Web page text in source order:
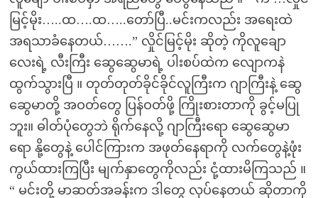
မြင့်မိုး…..ထ….ထ…..တော်ပြီ..မင်းကလည်း အရေးထဲ
အရသာခံနေတယ်…….” လှိုင်မြင့်မိုး ဆိုတဲ့ ကိုလူချော
လေးရဲ့ လီးကြီး ဆွေဆွေမာရဲ့ ပါးစပ်ထဲက လျောကနဲ
ထွက်သွားပြီ ။ တုတ်တုတ်ခိုင်ခိုင်လူကြီးက ဂျာကြီးနဲ့ ဆွေ
ဆွေမာတို့ အဝတ်တွေ ပြန်ဝတ်ဖို့ ကြိုးစားတာကို ခွင့်မပြု
ဘူး။ ဓါတ်ပုံတွေဘဲ ရိုက်နေလို့ ဂျာကြီးရော ဆွေဆွေမာ
ရော နို့တွေနဲ့ ပေါင်ကြားက အဖုတ်နေရာကို လက်တွေနဲ့ဖုံး
ကွယ်ထားကြပြီး မျက်နှာတွေကိုလည်း ငုံ့ထားမိကြသည် ။
“ မင်းတို့ မာဆတ်အခန်းက ဒါတွေ လုပ်နေတယ် ဆိုတာကို